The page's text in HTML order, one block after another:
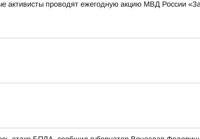
активисты проводят ежегодную акцию МВД России